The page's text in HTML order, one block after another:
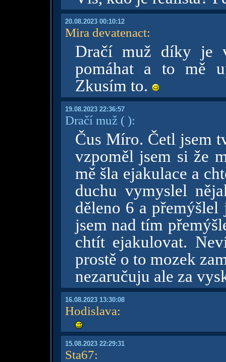
20.08.2023 00:10:12
Mira devatenact:
Dračí muž díky je
pomáhat a to mě
Zkusím to.
19.08.2023 22:36:57
Dračí muž ( ):
Čus Míro. Četl jsem
vzpoměl jsem si že
mě šla ejakulace a
duchu vymyslel
děleno 6 a
jsem nad tím
chtít ejakulovat.
prostě o to mozek
nezaručuju ale za
16.08.2023 13:30:08
Hodislava:
15.08.2023 22:29:31
Sta67: